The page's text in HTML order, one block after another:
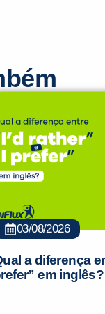
03/08/2026
a diferença
em inglês?